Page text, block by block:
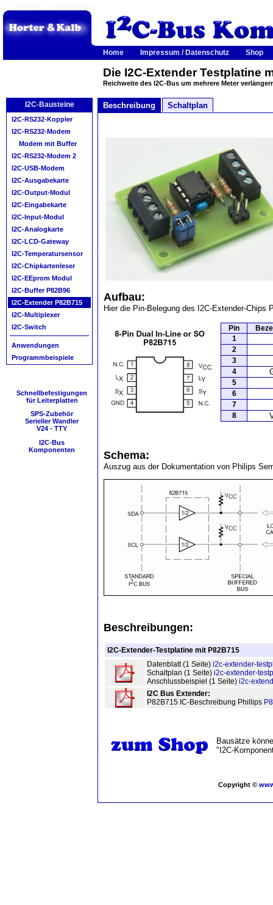
Home Impressum / Datenschutz Shop
Die I2C-Extender Testplatine
Reichweite des I2C-Bus um mehrere Meter
Beschreibung Schaltplan
I2C-Bausteine
I2C-RS232-Koppler
I2C-RS232-Modem
Modem mit Buffer
I2C-RS232-Modem 2
I2C-USB-Modem
I2C-Ausgabekarte
I2C-Output-Modul
I2C-Eingabekarte
I2C-Input-Modul
I2C-Analogkarte
I2C-LCD-Gateway
I2C-Temperatursensor
I2C-Chipkartenleser
I2C-EEprom Modul
I2C-Buffer P82B96
I2C-Extender P82B715
I2C-Multiplexer
I2C-Switch
Anwendungen
Programmbeispiele
Schnellbefestigungen
für Leiterplatten
SPS-Zubehör
Serieller Wandler
V24 - TTY
I2C-Bus
Komponenten
Aufbau:
Hier die Pin-Belegung des I2C-Extender-Chips
Pin
1
2
3
4
5
6
7
8
Schema:
Auszug aus der Dokumentation von Philips
Beschreibungen:
I2C-Extender-Testplatine mit P82B715
Datenblatt (1 Seite) i2c-extender-
Schaltplan (1 Seite) i2c-extender-
Anschlussbeispiel (1 Seite) i2c-
I2C Bus Extender:
P82B715 IC-Beschreibung Phillips
Bausätze
"I2C-
Copyright ©